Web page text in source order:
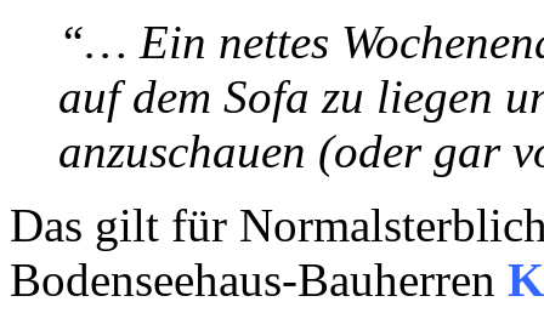
“… Ein nettes
auf dem Sofa zu liegen
anzuschauen (oder gar
Das gilt für
Bodenseehaus-Bauherren